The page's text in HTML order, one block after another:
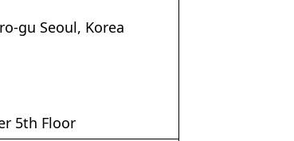
gu Seoul, Korea
5th Floor